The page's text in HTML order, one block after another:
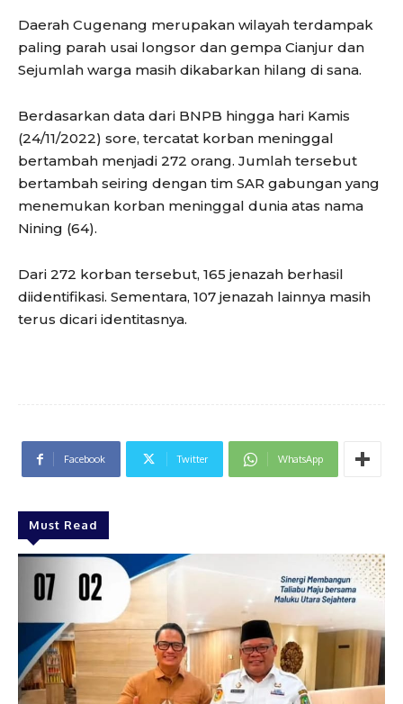
Daerah Cugenang merupakan wilayah terdampak
paling parah usai longsor dan gempa Cianjur dan
Sejumlah warga masih dikabarkan hilang di sana.
Berdasarkan data dari BNPB hingga hari Kamis
(24/11/2022) sore, tercatat korban meninggal
bertambah menjadi 272 orang. Jumlah tersebut
bertambah seiring dengan tim SAR gabungan yang
menemukan korban meninggal dunia atas nama
Nining (64).
Dari 272 korban tersebut, 165 jenazah berhasil
diidentifikasi. Sementara, 107 jenazah lainnya masih
terus dicari identitasnya.
Facebook Twitter WhatsApp
Must Read